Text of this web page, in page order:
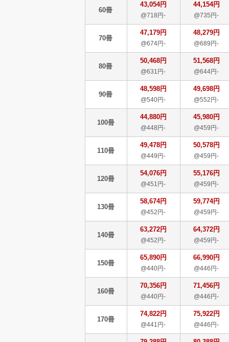
60冊
43,054円
@718円-
44,154円
@735円-
70冊
47,179円
@674円-
48,279円
@689円-
80冊
50,468円
@631円-
51,568円
@644円-
90冊
48,598円
@540円-
49,698円
@552円-
100冊
44,880円
@448円-
45,980円
@459円-
110冊
49,478円
@449円-
50,578円
@459円-
120冊
54,076円
@451円-
55,176円
@459円-
130冊
58,674円
@452円-
59,774円
@459円-
140冊
63,272円
@452円-
64,372円
@459円-
150冊
65,890円
@440円-
66,990円
@446円-
160冊
70,356円
@440円-
71,456円
@446円-
170冊
74,822円
@441円-
75,922円
@446円-